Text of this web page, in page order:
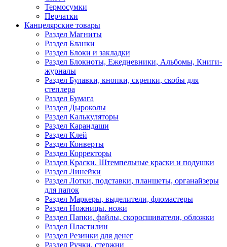
Термосумки
Перчатки
Канцелярские товары
Раздел Магниты
Раздел Бланки
Раздел Блоки и закладки
Раздел Блокноты, Ежедневники, Альбомы, Книги-
журналы
Раздел Булавки, кнопки, скрепки, скобы для
степлера
Раздел Бумага
Раздел Дыроколы
Раздел Калькуляторы
Раздел Карандаши
Раздел Клей
Раздел Конверты
Раздел Корректоры
Раздел Краски. Штемпельные краски и подушки
Раздел Линейки
Раздел Лотки, подставки, планшеты, органайзеры
для папок
Раздел Маркеры, выделители, фломастеры
Раздел Ножницы. ножи
Раздел Папки, файлы, скоросшиватели, обложки
Раздел Пластилин
Раздел Резинки для денег
Раздел Ручки. стержни